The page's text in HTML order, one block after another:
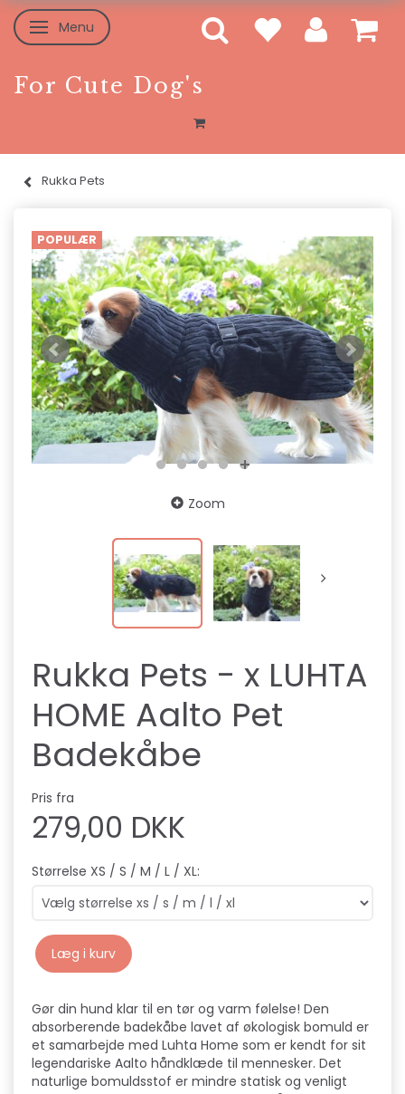
Skifte navigation
Menu
For Cute Dog's
Rukka Pets
POPULÆR
Zoom
Rukka Pets - x LUHTA
HOME Aalto Pet
Badekåbe
Pris fra
279,00 DKK
Størrelse XS / S / M / L / XL:
Læg i kurv
Gør din hund klar til en tør og varm følelse! Den
absorberende badekåbe lavet af økologisk bomuld er
et samarbejde med Luhta Home som er kendt for sit
legendariske Aalto håndklæde til mennesker. Det
naturlige bomuldsstof er mindre statisk og venligt